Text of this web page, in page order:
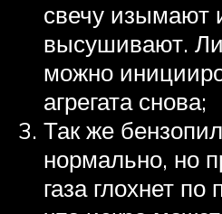
свечу изымают
высушивают.
можно
агрегата снова;
Так же
нормально, но
газа глохнет по